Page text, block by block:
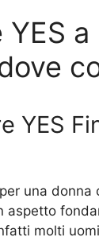
YES
una donna
molti